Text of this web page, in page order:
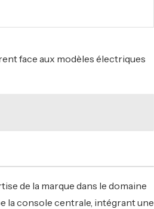
face aux modèles électriques
de la marque dans le domaine
la console centrale, intégrant une